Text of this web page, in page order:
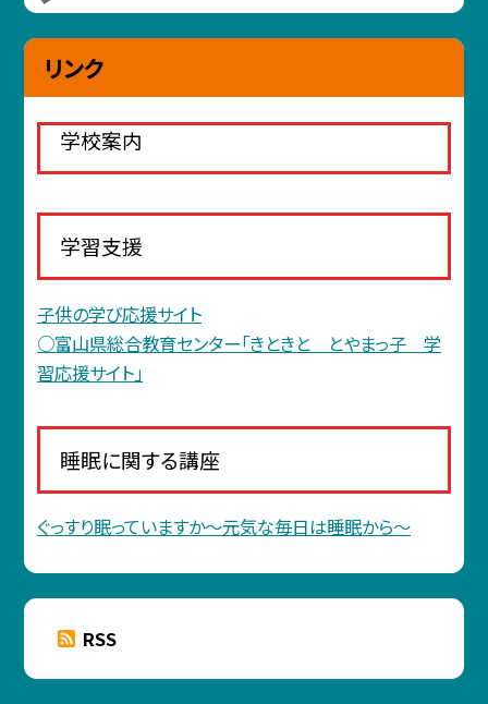
リンク
学校案内
学習支援
子供の学び応援サイト
○富山県総合教育センター「きときと とやまっ子 学
習応援サイト」
睡眠に関する講座
ぐっすり眠っていますか〜元気な毎日は睡眠から〜
RSS